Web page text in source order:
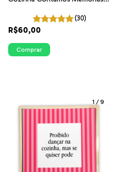
Portugal
(30)
R$60,00
Comprar
1 /9